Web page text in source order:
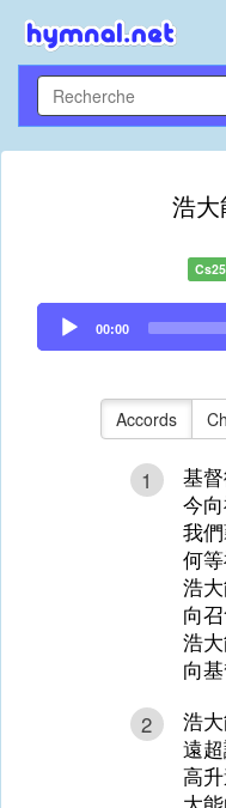
浩
Audio
Player
00:00
Accords
1
基
今
我
何
浩
向
浩
向
2
浩
遠
高